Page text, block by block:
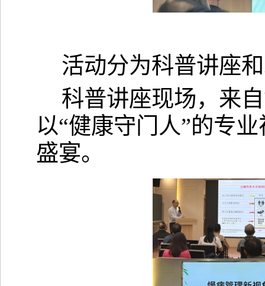
活动分为科普讲座
科普讲座现场，来
以“健康守门人”的专
盛宴。